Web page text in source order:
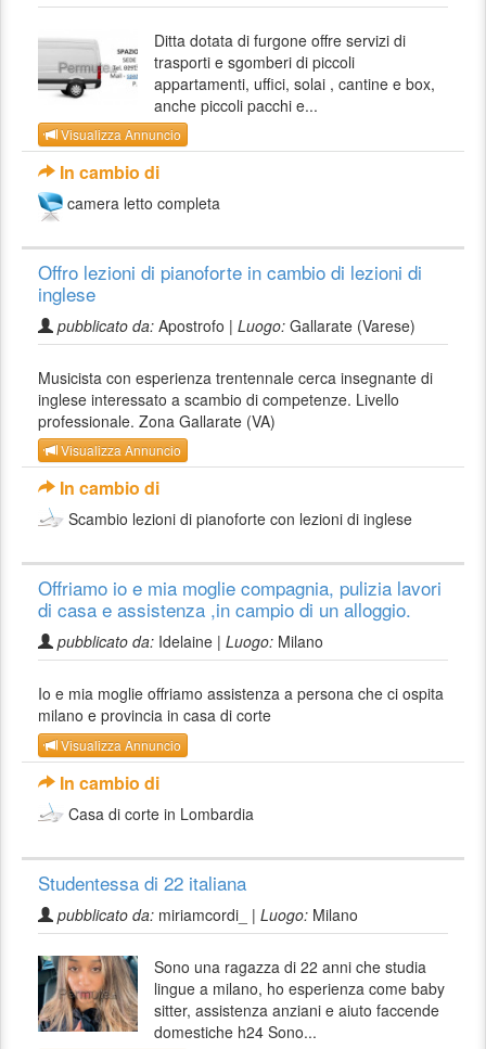
Ditta dotata di furgone offre servizi di
trasporti e sgomberi di piccoli
appartamenti, uffici, solai , cantine e box,
anche piccoli pacchi e...
Visualizza Annuncio
In cambio di
camera letto completa
Offro lezioni di pianoforte in cambio di lezioni di
inglese
pubblicato da: Apostrofo | Luogo: Gallarate (Varese)
Musicista con esperienza trentennale cerca insegnante di
inglese interessato a scambio di competenze. Livello
professionale. Zona Gallarate (VA)
Visualizza Annuncio
In cambio di
Scambio lezioni di pianoforte con lezioni di inglese
Offriamo io e mia moglie compagnia, pulizia lavori
di casa e assistenza ,in campio di un alloggio.
pubblicato da: Idelaine | Luogo: Milano
Io e mia moglie offriamo assistenza a persona che ci ospita
milano e provincia in casa di corte
Visualizza Annuncio
In cambio di
Casa di corte in Lombardia
Studentessa di 22 italiana
pubblicato da: miriamcordi_ | Luogo: Milano
Sono una ragazza di 22 anni che studia
lingue a milano, ho esperienza come baby
sitter, assistenza anziani e aiuto faccende
domestiche h24 Sono...